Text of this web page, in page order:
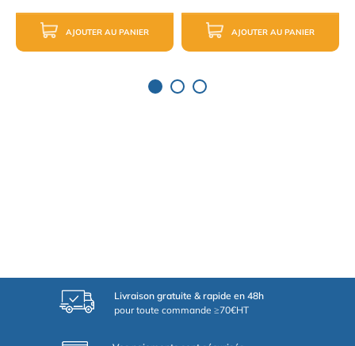
AJOUTER AU PANIER AJOUTER AU PANIER
Livraison gratuite & rapide en 48h
pour toute commande ≥70€HT